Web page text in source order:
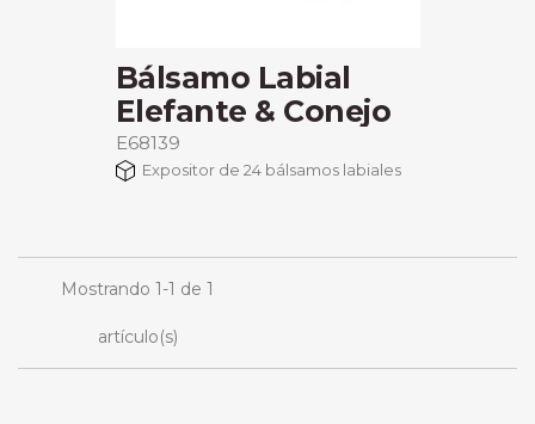
Bálsamo Labial
Elefante & Conejo
E68139
Expositor de 24 bálsamos labiales
Mostrando 1-1 de 1
artículo(s)